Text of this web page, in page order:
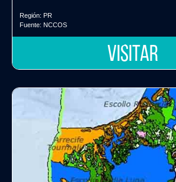
Región: PR
Fuente: NCCOS
VISITAR